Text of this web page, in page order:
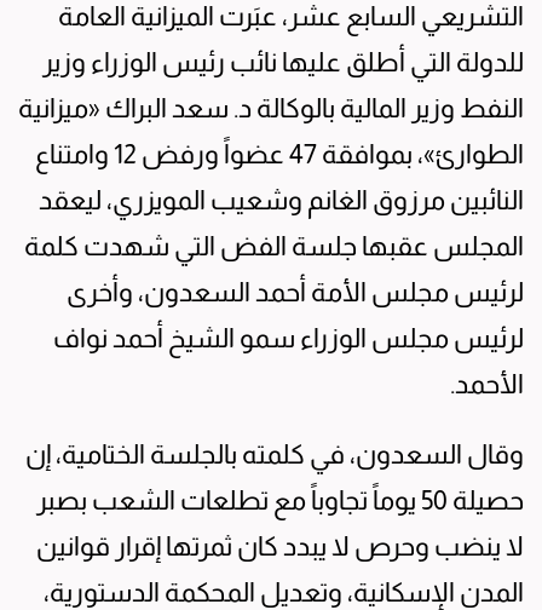
التشريعي السابع عشر، عبَرت الميزانية العامة
للدولة التي أطلق عليها نائب رئيس الوزراء وزير
النفط وزير المالية بالوكالة د. سعد البراك «ميزانية
الطوارئ»، بموافقة 47 عضواً ورفض 12 وامتناع
النائبين مرزوق الغانم وشعيب المويزري، ليعقد
المجلس عقبها جلسة الفض التي شهدت كلمة
لرئيس مجلس الأمة أحمد السعدون، وأخرى
لرئيس مجلس الوزراء سمو الشيخ أحمد نواف
الأحمد.
وقال السعدون، في كلمته بالجلسة الختامية، إن
حصيلة 50 يوماً تجاوباً مع تطلعات الشعب بصبر
لا ينضب وحرص لا يبدد كان ثمرتها إقرار قوانين
المدن الإسكانية، وتعديل المحكمة الدستورية،